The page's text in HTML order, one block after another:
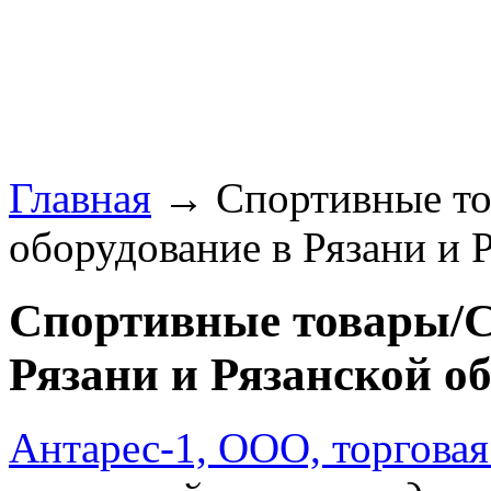
Главная → Спортивные
оборудование в Рязани и
Спортивные товары/
Рязани и Рязанской
Антарес-1, ООО,